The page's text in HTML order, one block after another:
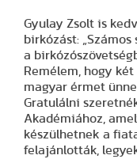
Gyulay Zsolt is
birkózást:
a
Remélem, hogy
magyar érmet
Gratulálni
Akadémiához,
készülhetnek a
felajánlották,